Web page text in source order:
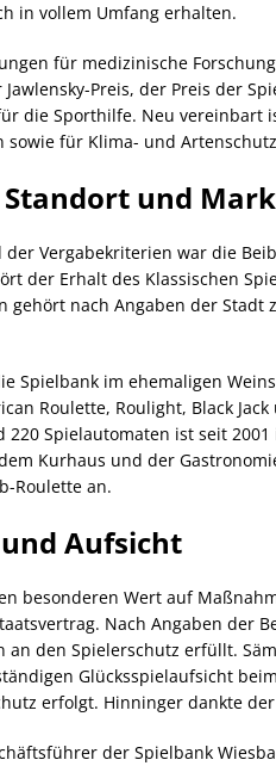
in vollem Umfang erhalten.
für medizinische
Preis, der Preis der
die Sporthilfe. Neu vereinbart
sowie für Klima- und
Standort und
Vergabekriterien war die
der Erhalt des Klassischen
gehört nach Angaben der
Spielbank im ehemaligen
Roulette, Roulight, Black
Spielautomaten ist seit
Kurhaus und der
Roulette an.
Aufsicht
besonderen Wert auf
Nach Angaben der
an den Spielerschutz erfüllt.
Glücksspielaufsicht
erfolgt. Hinninger dankte
der Spielbank